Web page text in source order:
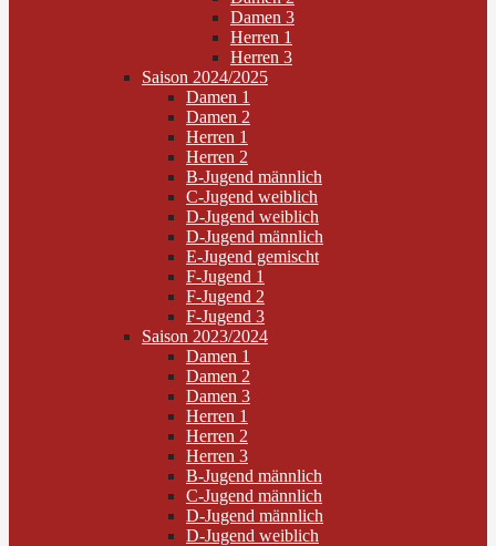
Damen 3
Herren 1
Herren 3
Saison 2024/2025
Damen 1
Damen 2
Herren 1
Herren 2
B-Jugend männlich
C-Jugend weiblich
D-Jugend weiblich
D-Jugend männlich
E-Jugend gemischt
F-Jugend 1
F-Jugend 2
F-Jugend 3
Saison 2023/2024
Damen 1
Damen 2
Damen 3
Herren 1
Herren 2
Herren 3
B-Jugend männlich
C-Jugend männlich
D-Jugend männlich
D-Jugend weiblich